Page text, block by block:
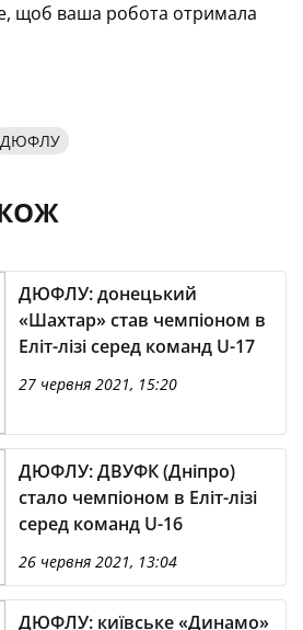
щоб ваша робота отримала
ДЮФЛУ
ДЮФЛУ: донецький
«Шахтар» став чемпіоном в
Еліт-лізі серед команд U-17
27 червня 2021, 15:20
ДЮФЛУ: ДВУФК (Дніпро)
стало чемпіоном в Еліт-лізі
серед команд U-16
26 червня 2021, 13:04
ДЮФЛУ: київське «Динамо»